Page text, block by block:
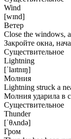
Wind
[wɪnd]
Ветер
Close the windows,
Закройте окна,
Существительное
Lightning
[ˈlaɪtnɪŋ]
Молния
Lightning struck a
Молния ударила в
Существительное
Thunder
[ˈθʌndə]
Гром